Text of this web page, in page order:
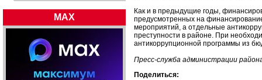
MAX
Как и в предыдущие годы,
предусмотренных на
мероприятий, а отдельные
преступности в районе. При
антикоррупционной программы из
Пресс-служба администрации
Поделиться: